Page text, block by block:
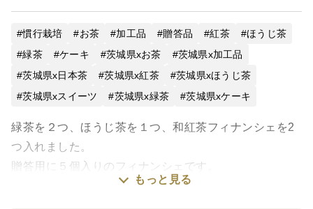
慣行栽培 お茶 加工品 贈答品 紅茶
ほうじ茶
緑茶
ケーキ 茨城県xお茶
茨城県x加工品
茨城県x日本茶
茨城県x紅茶
茨城県xほうじ茶
茨城県xスイーツ
茨城県x緑茶 茨城県xケーキ
緑茶を２つ、ほうじ茶を１つ、和紅茶フィナンシェを2
つ入れました。
贈答用に５個入りのフィナンシェです。
包装、箱入りでお届けします。
もっと見る